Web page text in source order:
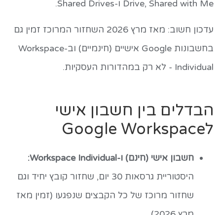
Drive, Shared with Me ו-Shared Drives.
עדכון חשוב: מאז מרץ 2026 השחזור המרוכז זמין גם
בחשבונות Google אישיים (חינמיים) וב-Workspace
Individual - לא רק במהדורות העסקיות.
הבדלים בין חשבון אישי
לGoogle Workspace
חשבון אישי (חינם) ו-Workspace Individual:
היסטוריית גרסאות 30 יום, שחזור קובץ יחיד וגם
שחזור מרוכז של כל הקבצים שנפגעו (זמין מאז